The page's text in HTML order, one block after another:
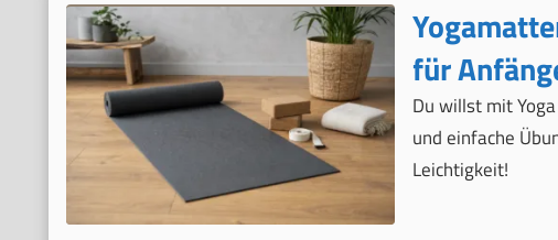
für
Du willst mit
und einfache
Leichtigkeit!